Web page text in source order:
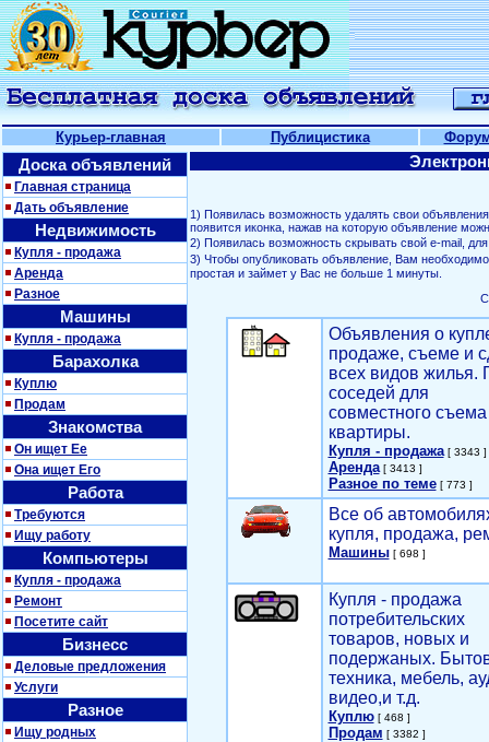
Курьер-главная Публицистика
Доска объявлений
Главная страница
Дать объявление
Недвижимость
Купля - продажа
Аренда
Разное
Машины
Купля - продажа
Барахолка
Куплю
Продам
Знакомства
Он ищет Ее
Она ищет Его
Работа
Требуются
Ищу работу
Компьютеры
Купля - продажа
Ремонт
Посетите сайт
Бизнесс
Деловые предложения
Услуги
Разное
Ищу родных
1) Появилась возможность удалять свои
появится иконка, нажав на которую объявление
2) Появилась возможность скрывать свой е-mail,
3) Чтобы опубликовать объявление, Вам
простая и займет у Вас не больше 1 минуты.
Объявления о
продаже, съеме и
всех видов жилья.
соседей для
совместного съема
квартиры.
Купля - продажа[ 3343 ]
Аренда[ 3413 ]
Разное по теме[ 773 ]
Все об
купля, продажа,
Машины[ 698 ]
Купля - продажа
потребительских
товаров, новых и
подержаных.
техника, мебель,
видео,и т.д.
Куплю[ 468 ]
Продам [ 3382 ]